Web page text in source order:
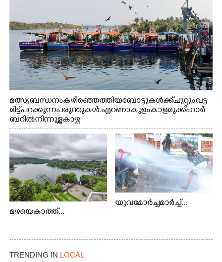
മത്സ്യബന്ധനം കഴിഞ്ഞെത്തിയ ബോട്ടുകൾക്ക് ചുറ്റും വട്ട
മിട്ട് പറക്കുന്ന പരുന്തുകൾ. എറണാകുളം കാളമുക്ക് ഹാർ
ബറിൽ നിന്നുള്ള കാഴ്ച
മഴയെകാത്ത്...
യുവമോർച്ചമാർച്ച്...
TRENDING IN LOCAL